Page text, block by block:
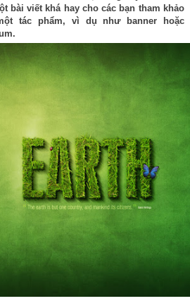
bài viết khá hay cho các bạn tham khảo
tác phẩm, vì dụ như banner hoặc